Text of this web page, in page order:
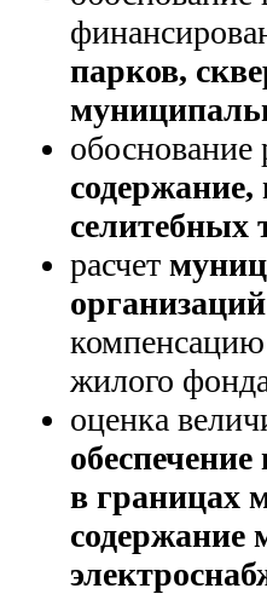
парков,
обоснование
селитебных
расчет
компенсацию
жилого
оценка
в границах
содержание